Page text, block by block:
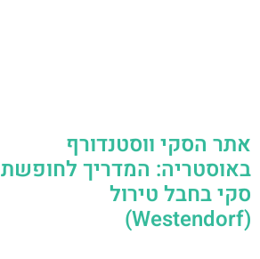
אתר הסקי ווסטנדורף
באוסטריה: המדריך לחופשת
סקי בחבל טירול
(Westendorf)